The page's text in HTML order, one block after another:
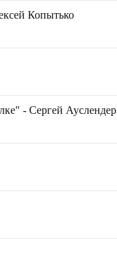
Копытько
- Сергей Ауслендер